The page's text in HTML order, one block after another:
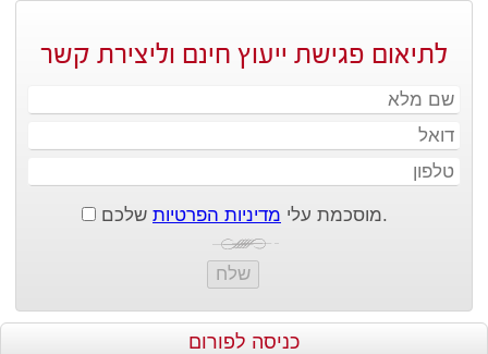
לתיאום פגישת ייעוץ חינם וליצירת קשר
מלא
מוסכמת עלי מדיניות הפרטיות שלכם.
כניסה לפורום